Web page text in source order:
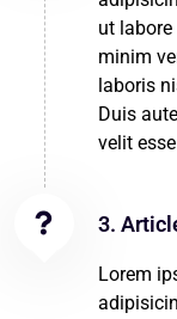
ut
minim
laboris
Duis
velit
3.
Lorem